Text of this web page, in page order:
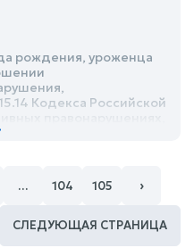
рождения, уроженца
Кодекса Российской
правонарушениях,
виде административного
… 104 105 ›
СЛЕДУЮЩАЯ СТРАНИЦА